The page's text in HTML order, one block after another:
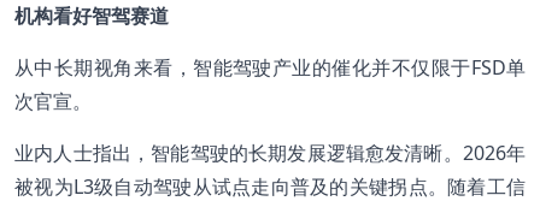
机构看好智驾赛道
从中长期视角来看，智能驾驶产业的催化并不仅限于FSD单
次官宣。
业内人士指出，智能驾驶的长期发展逻辑愈发清晰。2026年
被视为L3级自动驾驶从试点走向普及的关键拐点。随着工信